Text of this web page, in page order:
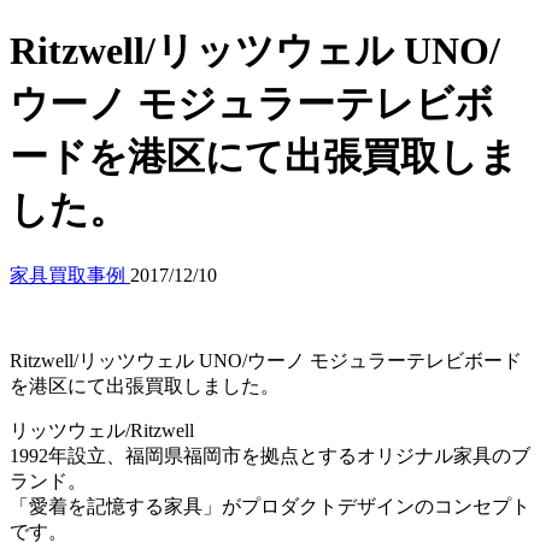
Ritzwell/リッツウェル UNO/
ウーノ モジュラーテレビボ
ードを港区にて出張買取しま
した。
家具買取事例 2017/12/10
Ritzwell/リッツウェル UNO/ウーノ モジュラーテレビボード
を港区にて出張買取しました。
リッツウェル/Ritzwell
1992年設立、福岡県福岡市を拠点とするオリジナル家具のブ
ランド。
「愛着を記憶する家具」がプロダクトデザインのコンセプト
です。